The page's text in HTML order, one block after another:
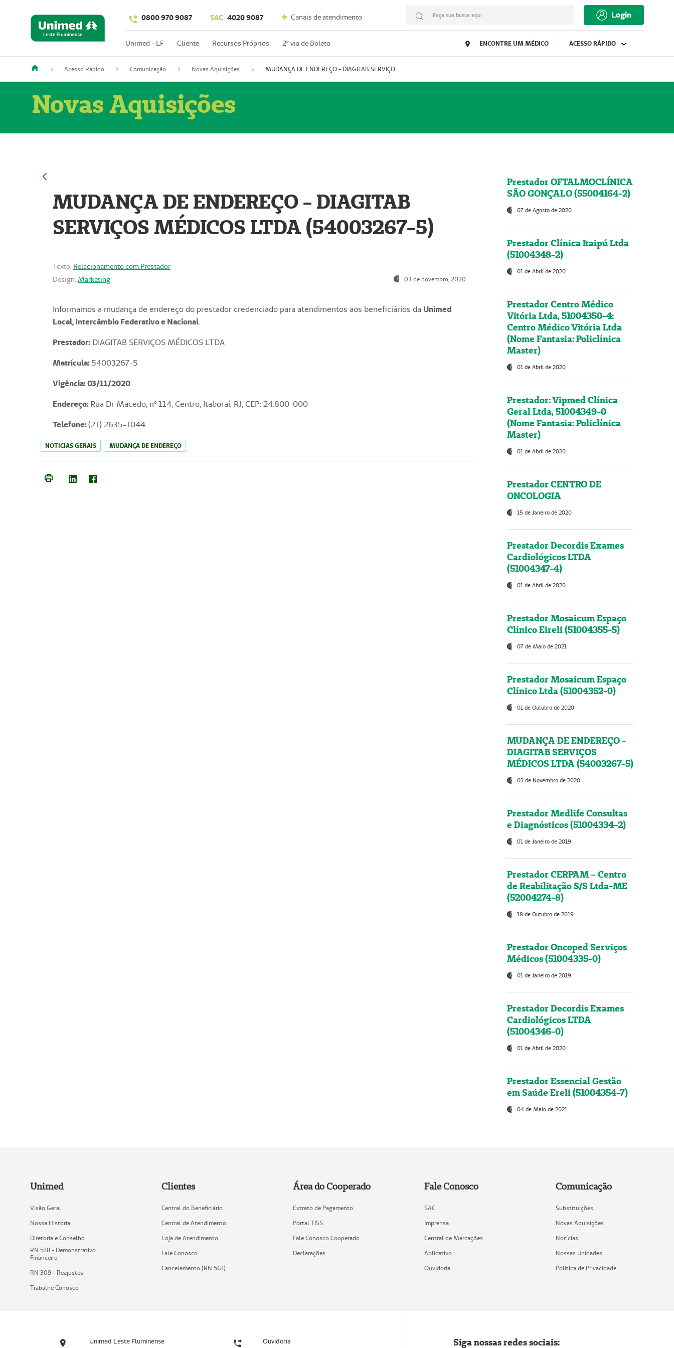
0800 970 9087 SAC 4020 9087 Canais de atendimento Faça sua busca aqui Login
Unimed - LF Cliente Recursos Próprios 2º via de Boleto ENCONTRE UM MÉDICO ACESSO RÁPIDO
Acesso Rápido Comunicação Novas Aquisições MUDANÇA DE ENDEREÇO - DIAGITAB SERVIÇOS MÉDICOS LTDA (54003267-5)
Novas Aquisições
MUDANÇA DE ENDEREÇO - DIAGITAB
SERVIÇOS MÉDICOS LTDA (54003267-5)
Texto: Relacionamento com Prestador
Design: Marketing 03 de novembro, 2020
Informamos a mudança de endereço do prestador credenciado para atendimentos aos beneficiários da Unimed
Local, Intercâmbio Federativo e Nacional.
Prestador: DIAGITAB SERVIÇOS MÉDICOS LTDA
Matrícula:54003267-5
Vigência: 03/11/2020
Endereço:Rua Dr Macedo, nº 114, Centro, Itaboraí, RJ, CEP: 24.800-000
Telefone:(21) 2635-1044
NOTICIAS GERAIS MUDANÇA DE ENDEREÇO
Prestador OFTALMOCLÍNICA
SÃO GONÇALO (55004164-2)
07 de Agosto de 2020
Prestador Clínica Itaipú Ltda
(51004348-2)
01 de Abril de 2020
Prestador Centro Médico
Vitória Ltda, 51004350-4:
Centro Médico Vitória Ltda
(Nome Fantasia: Policlínica
Master)
01 de Abril de 2020
Prestador: Vipmed Clínica
Geral Ltda, 51004349-0
(Nome Fantasia: Policlínica
Master)
01 de Abril de 2020
Prestador CENTRO DE
ONCOLOGIA
15 de Janeiro de 2020
Prestador Decordis Exames
Cardiológicos LTDA
(51004347-4)
01 de Abril de 2020
Prestador Mosaicum Espaço
Clínico Eireli (51004355-5)
07 de Maio de 2021
Prestador Mosaicum Espaço
Clínico Ltda (51004352-0)
01 de Outubro de 2020
MUDANÇA DE ENDEREÇO -
DIAGITAB SERVIÇOS
MÉDICOS LTDA (54003267-5)
03 de Novembro de 2020
Prestador Medlife Consultas
e Diagnósticos (51004334-2)
01 de Janeiro de 2019
Prestador CERPAM – Centro
de Reabilitação S/S Ltda-ME
(52004274-8)
18 de Outubro de 2019
Prestador Oncoped Serviços
Médicos (51004335-0)
01 de Janeiro de 2019
Prestador Decordis Exames
Cardiológicos LTDA
(51004346-0)
01 de Abril de 2020
Prestador Essencial Gestão
em Saúde Ereli (51004354-7)
04 de Maio de 2021
Unimed
Visão Geral
Nossa História
Diretoria e Conselho
RN 518 - Demonstrativo
Financeiro
RN 309 - Reajustes
Trabalhe Conosco
Clientes
Central do Beneficiário
Central de Atendimento
Loja de Atendimento
Fale Conosco
Cancelamento (RN 561)
Área do Cooperado
Extrato de Pagamento
Portal TISS
Fale Conosco Cooperado
Declarações
Fale Conosco
SAC
Imprensa
Central de Marcações
Aplicativo
Ouvidoria
Comunicação
Substituições
Novas Aquisições
Notícias
Nossas Unidades
Política de Privacidade
Unimed Leste Fluminense Ouvidoria Siga nossas redes sociais: